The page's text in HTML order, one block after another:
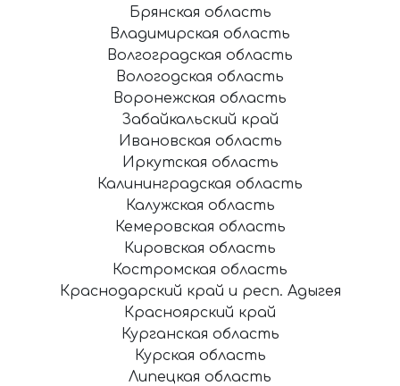
Брянская область
Владимирская область
Волгоградская область
Вологодская область
Воронежская область
Забайкальский край
Ивановская область
Иркутская область
Калининградская область
Калужская область
Кемеровская область
Кировская область
Костромская область
Краснодарский край и респ. Адыгея
Красноярский край
Курганская область
Курская область
Липецкая область